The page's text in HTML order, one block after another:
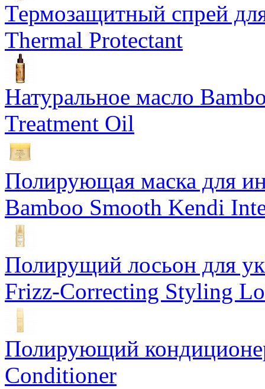
Термозащитный спрей
Thermal Protectant
Натуральное масло
Treatment Oil
Полирующая маска для
Bamboo Smooth Kendi
Полирущий лосьон для
Frizz-Correcting Styling
Полирующий
Conditioner